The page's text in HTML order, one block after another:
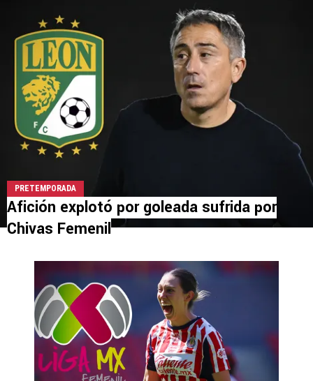
PRETEMPORADA
Afición explotó por goleada sufrida por
Chivas Femenil